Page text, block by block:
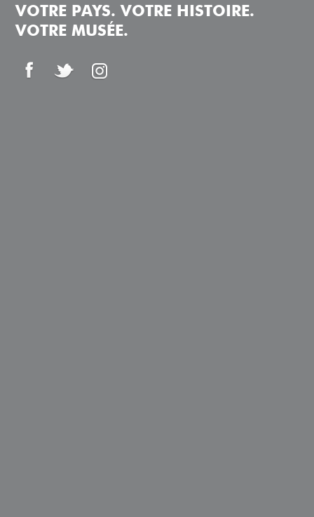
VOTRE PAYS. VOTRE HISTOIRE.
VOTRE MUSÉE.